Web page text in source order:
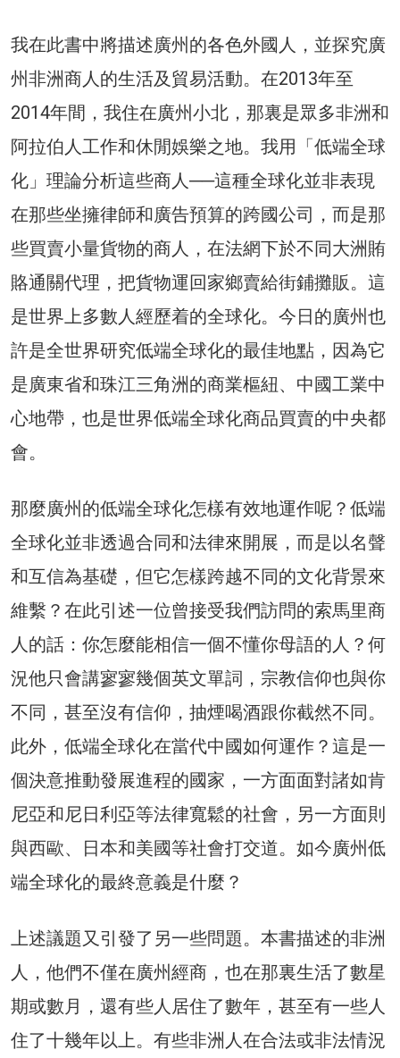
我在此書中將描述廣州的各色外國人，並探究廣
州非洲商人的生活及貿易活動。在2013年至
2014年間，我住在廣州小北，那裏是眾多非洲和
阿拉伯人工作和休閒娛樂之地。我用「低端全球
化」理論分析這些商人──這種全球化並非表現
在那些坐擁律師和廣告預算的跨國公司，而是那
些買賣小量貨物的商人，在法網下於不同大洲賄
賂通關代理，把貨物運回家鄉賣給街鋪攤販。這
是世界上多數人經歷着的全球化。今日的廣州也
許是全世界研究低端全球化的最佳地點，因為它
是廣東省和珠江三角洲的商業樞紐、中國工業中
心地帶，也是世界低端全球化商品買賣的中央都
會。
那麼廣州的低端全球化怎樣有效地運作呢？低端
全球化並非透過合同和法律來開展，而是以名聲
和互信為基礎，但它怎樣跨越不同的文化背景來
維繫？在此引述一位曾接受我們訪問的索馬里商
人的話：你怎麼能相信一個不懂你母語的人？何
況他只會講寥寥幾個英文單詞，宗教信仰也與你
不同，甚至沒有信仰，抽煙喝酒跟你截然不同。
此外，低端全球化在當代中國如何運作？這是一
個決意推動發展進程的國家，一方面面對諸如肯
尼亞和尼日利亞等法律寬鬆的社會，另一方面則
與西歐、日本和美國等社會打交道。如今廣州低
端全球化的最終意義是什麼？
上述議題又引發了另一些問題。本書描述的非洲
人，他們不僅在廣州經商，也在那裏生活了數星
期或數月，還有些人居住了數年，甚至有一些人
住了十幾年以上。有些非洲人在合法或非法情況